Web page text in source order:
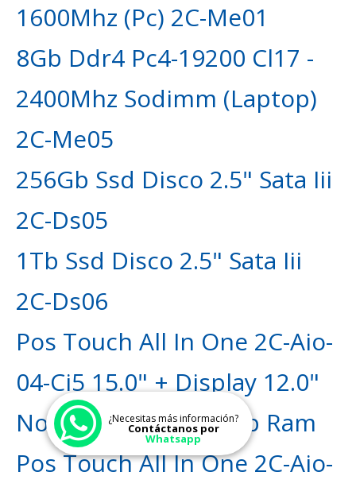
1600Mhz (Pc) 2C-Me01
8Gb Ddr4 Pc4-19200 Cl17 -
2400Mhz Sodimm (Laptop)
2C-Me05
256Gb Ssd Disco 2.5" Sata Iii
2C-Ds05
1Tb Ssd Disco 2.5" Sata Iii
2C-Ds06
Pos Touch All In One 2C-Aio-
04-Ci5 15.0" + Display 12.0"
Normal Core I5 / 8 Gb Ram
Pos Touch All In One 2C-Aio-
¿Necesitas más información?
Contáctanos por
Whatsapp